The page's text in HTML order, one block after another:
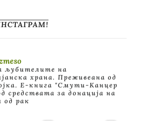
љубителите на
храна. Преживеана од
E-книга "Смути-Канцер
средствата за донација на
од рак